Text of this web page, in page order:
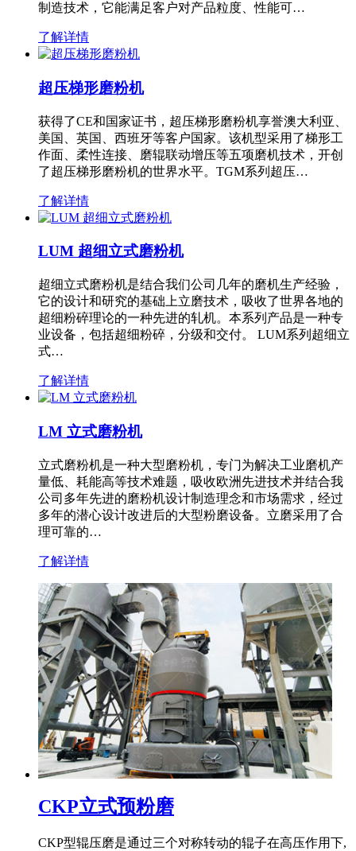
制造技术，它能满足客户对产品粒度、性能可…
了解详情
超压梯形磨粉机
获得了CE和国家证书，超压梯形磨粉机享誉澳大利亚、
美国、英国、西班牙等客户国家。该机型采用了梯形工
作面、柔性连接、磨辊联动增压等五项磨机技术，开创
了超压梯形磨粉机的世界水平。TGM系列超压…
了解详情
LUM 超细立式磨粉机
超细立式磨粉机是结合我们公司几年的磨机生产经验，
它的设计和研究的基础上立磨技术，吸收了世界各地的
超细粉碎理论的一种先进的轧机。本系列产品是一种专
业设备，包括超细粉碎，分级和交付。 LUM系列超细立
式…
了解详情
LM 立式磨粉机
立式磨粉机是一种大型磨粉机，专门为解决工业磨机产
量低、耗能高等技术难题，吸收欧洲先进技术并结合我
公司多年先进的磨粉机设计制造理念和市场需求，经过
多年的潜心设计改进后的大型粉磨设备。立磨采用了合
理可靠的…
了解详情
CKP立式预粉磨
CKP型辊压磨是通过三个对称转动的辊子在高压作用下,